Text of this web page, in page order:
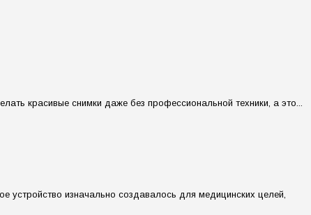
красивые снимки даже без профессиональной техники, а это...
устройство изначально создавалось для медицинских целей,